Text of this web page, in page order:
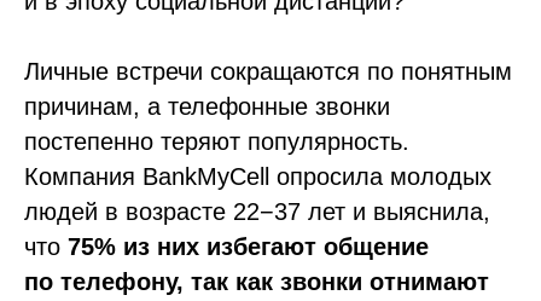
Личные встречи сокращаются по понятным
причинам, а телефонные звонки
постепенно теряют популярность.
Компания BankMyCell опросила молодых
людей в возрасте 22−37 лет и выяснила,
что 75% из них избегают общение
по телефону, так как звонки отнимают